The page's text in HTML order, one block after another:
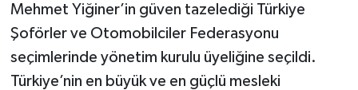
Mehmet Yiğiner’in güven tazelediği Türkiye
Şoförler ve Otomobilciler Federasyonu
seçimlerinde yönetim kurulu üyeliğine seçildi.
Türkiye’nin en büyük ve en güçlü mesleki